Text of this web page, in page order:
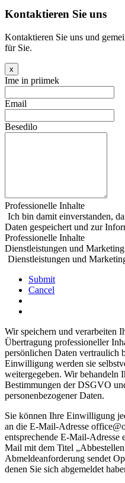
Kontaktieren Sie uns
Kontaktieren Sie uns und
für Sie.
x
Ime in priimek
Email
Besedilo
Professionelle Inhalte
Ich bin damit einverstanden,
Daten gespeichert und zur
Professionelle Inhalte
Dienstleistungen und Marketing
Dienstleistungen und
Submit
Cancel
Wir speichern und verarbeiten
Übertragung professioneller
persönlichen Daten vertraulich
Einwilligung werden sie
weitergegeben. Wir behandeln
Bestimmungen der DSGVO
personenbezogener Daten.
Sie können Ihre Einwilligung
an die E-Mail-Adresse
entsprechende E-Mail-Adresse
Mail mit dem Titel
Abmeldeanforderung sendet
denen Sie sich abgemeldet